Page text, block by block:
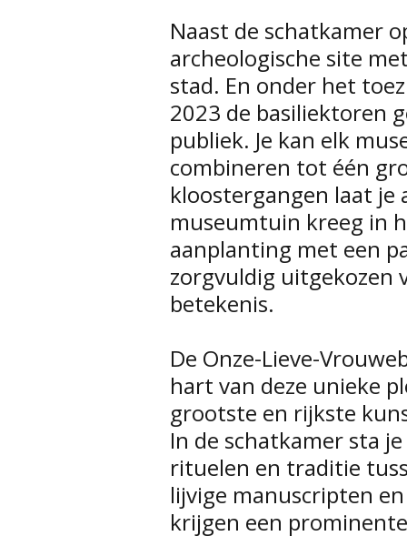
Naast de schatkamer
archeologische site
stad. En onder het
2023 de basiliektoren
publiek. Je kan elk
combineren tot één
kloostergangen laat je
museumtuin kreeg in
aanplanting met een
zorgvuldig uitgekozen
betekenis.
De Onze-Lieve-
hart van deze unieke
grootste en rijkste
In de schatkamer sta
rituelen en traditie
lijvige manuscripten
krijgen een